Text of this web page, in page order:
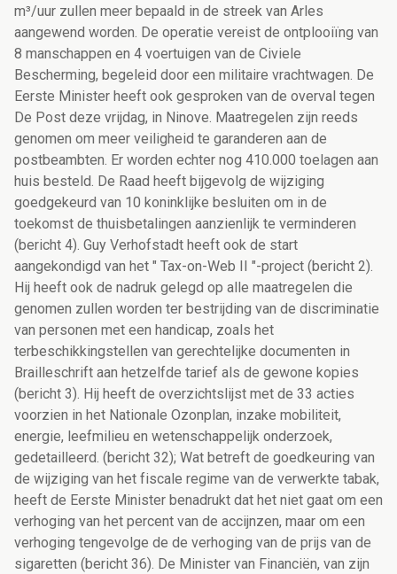
m³/uur zullen meer bepaald in de streek van Arles
aangewend worden. De operatie vereist de ontplooiïng van
8 manschappen en 4 voertuigen van de Civiele
Bescherming, begeleid door een militaire vrachtwagen. De
Eerste Minister heeft ook gesproken van de overval tegen
De Post deze vrijdag, in Ninove. Maatregelen zijn reeds
genomen om meer veiligheid te garanderen aan de
postbeambten. Er worden echter nog 410.000 toelagen aan
huis besteld. De Raad heeft bijgevolg de wijziging
goedgekeurd van 10 koninklijke besluiten om in de
toekomst de thuisbetalingen aanzienlijk te verminderen
(bericht 4). Guy Verhofstadt heeft ook de start
aangekondigd van het " Tax-on-Web II "-project (bericht 2).
Hij heeft ook de nadruk gelegd op alle maatregelen die
genomen zullen worden ter bestrijding van de discriminatie
van personen met een handicap, zoals het
terbeschikkingstellen van gerechtelijke documenten in
Brailleschrift aan hetzelfde tarief als de gewone kopies
(bericht 3). Hij heeft de overzichtslijst met de 33 acties
voorzien in het Nationale Ozonplan, inzake mobiliteit,
energie, leefmilieu en wetenschappelijk onderzoek,
gedetailleerd. (bericht 32); Wat betreft de goedkeuring van
de wijziging van het fiscale regime van de verwerkte tabak,
heeft de Eerste Minister benadrukt dat het niet gaat om een
verhoging van het percent van de accijnzen, maar om een
verhoging tengevolge de de verhoging van de prijs van de
sigaretten (bericht 36). De Minister van Financiën, van zijn